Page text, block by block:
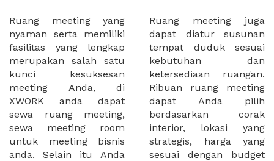
Ruang meeting yang
nyaman serta memiliki
fasilitas yang lengkap
merupakan salah satu
kunci kesuksesan
meeting Anda, di
XWORK anda dapat
sewa ruang meeting,
sewa meeting room
untuk meeting bisnis
anda. Selain itu Anda
Ruang meeting juga
dapat diatur susunan
tempat duduk sesuai
kebutuhan dan
ketersediaan ruangan.
Ribuan ruang meeting
dapat Anda pilih
berdasarkan corak
interior, lokasi yang
strategis, harga yang
sesuai dengan budget